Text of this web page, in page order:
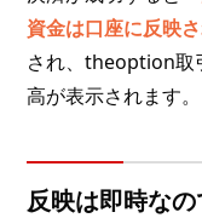
資金は口座に反映さ
され、theoption取
高が表示されます。
反映は即時な